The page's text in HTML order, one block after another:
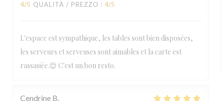
4/5 QUALITÀ / PREZZO : 4/5
L'espace est sympathique, les tables sont bien disposées,
les serveurs et serveuses sont aimables et la carte est
rassasiée.😊 C'est un bon resto.
Cendrine B